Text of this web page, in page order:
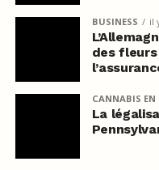
BUSINESS il
des
CANNABIS EN
La